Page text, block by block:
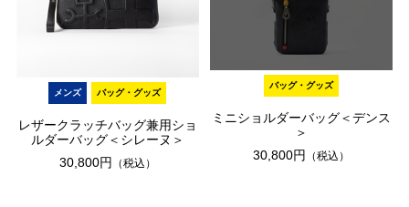
メンズ バッグ・グッズ
レザークラッチバッグ兼用ショ
ルダーバッグ＜シレーヌ＞
30,800円
（税込）
バッグ・グッズ
ミニショルダーバッグ＜デンス
＞
30,800円
（税込）